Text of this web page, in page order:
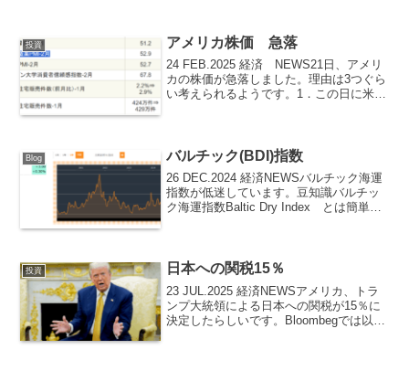
投資 アメリカ株価 急落
24 FEB.2025 経済 NEWS21日、アメリ
カの株価が急落しました。理由は3つぐら
い考えられるようです。1．この日に米Ｓ
Blog バルチック(BDI)指数
26 DEC.2024 経済NEWSバルチック海運
指数が低迷しています。豆知識バルチッ
ク海運指数Baltic Dry Index とは簡単に
投資 日本への関税15％
23 JUL.2025 経済NEWSアメリカ、トラ
ンプ大統領による日本への関税が15％に
決定したらしいです。Bloombegでは以下